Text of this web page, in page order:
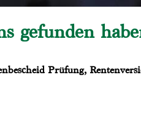
gefunden
Prüfung,